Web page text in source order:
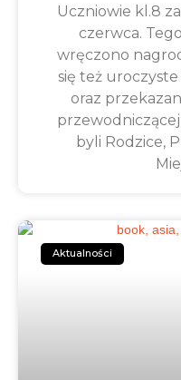
Uczniowie kl.8
czerwca.
wręczono
się też
oraz
przewodniczącej
byli Rodzice,
Aktualności